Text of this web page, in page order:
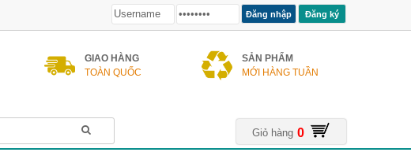
Đăng ký
GIAO HÀNG
TOÀN QUỐC
SẢN PHẨM
MỚI HÀNG TUẦN
Giỏ hàng 0